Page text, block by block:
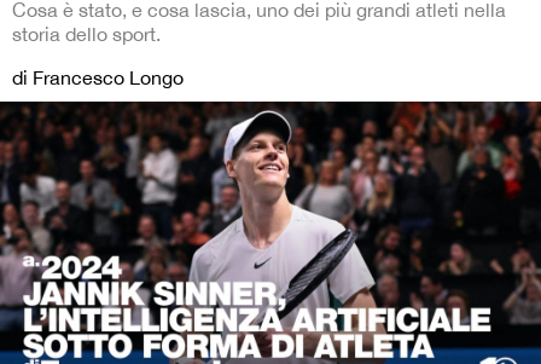
Cosa è stato, e cosa lascia, uno dei più grandi atleti nella
storia dello sport.
di Francesco Longo